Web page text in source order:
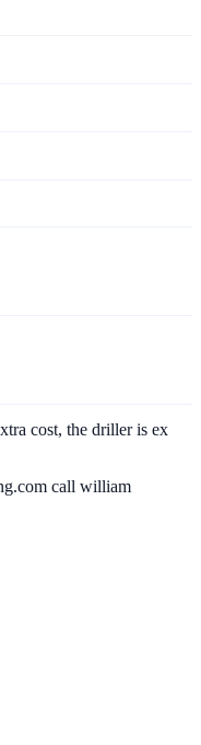
cost, the driller is ex
call william